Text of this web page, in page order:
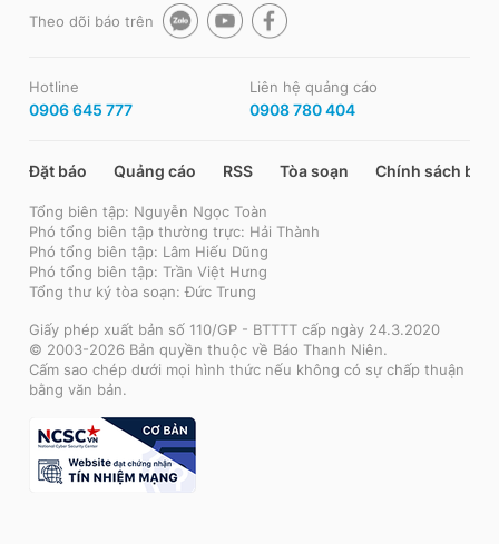
Theo dõi báo trên
Hotline
0906 645 777
Liên hệ quảng cáo
0908 780 404
Đặt báo Quảng cáo RSS Tòa soạn Chính sách bảo
Tổng biên tập: Nguyễn Ngọc Toàn
Phó tổng biên tập thường trực: Hải Thành
Phó tổng biên tập: Lâm Hiếu Dũng
Phó tổng biên tập: Trần Việt Hưng
Tổng thư ký tòa soạn: Đức Trung
Giấy phép xuất bản số 110/GP - BTTTT cấp ngày 24.3.2020
© 2003-2026 Bản quyền thuộc về Báo Thanh Niên.
Cấm sao chép dưới mọi hình thức nếu không có sự chấp thuận
bằng văn bản.